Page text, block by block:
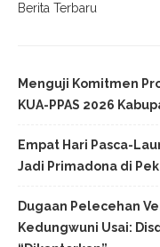
Berita Terbaru
Menguji Komitmen
KUA-PPAS 2026
Empat Hari Pasca-
Jadi Primadona di
Dugaan Pelecehan
Kedungwuni Usai: